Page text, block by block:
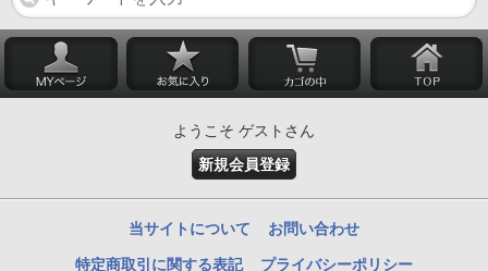
ようこそ ゲストさん
新規会員登録
当サイトについて お問い合わせ
特定商取引に関する表記 プライバシーポリシー